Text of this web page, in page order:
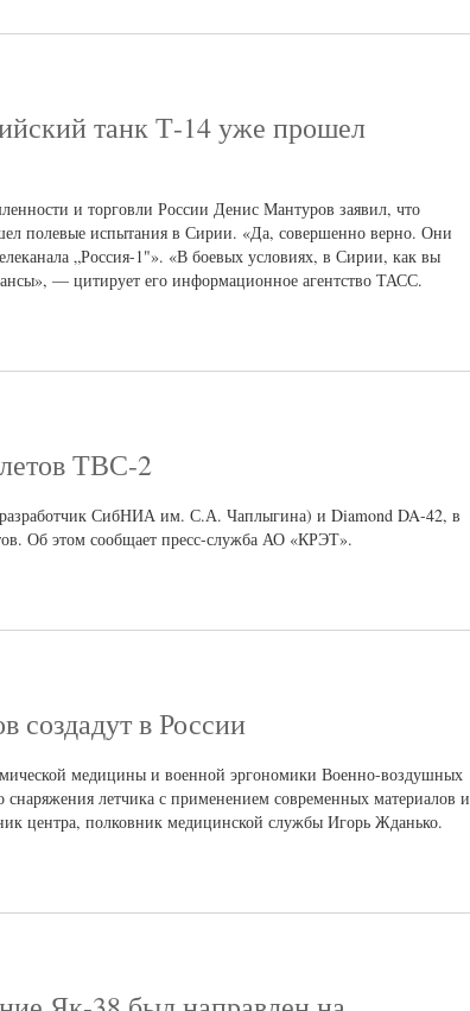
танк Т-14 уже прошел
и торговли России Денис Мантуров заявил, что
полевые испытания в Сирии. «Да, совершенно верно. Они
„Россия-1"». «В боевых условиях, в Сирии, как вы
— цитирует его информационное агентство ТАСС.
ТВС-2
СибНИА им. С.А. Чаплыгина) и Diamond DA-42, в
Об этом сообщает пресс-служба АО «КРЭТ».
создадут в России
медицины и военной эргономики Военно-воздушных
летчика с применением современных материалов и
центра, полковник медицинской службы Игорь Жданько.